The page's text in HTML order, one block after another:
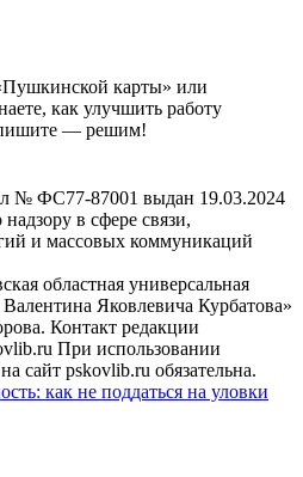
карты» или
как улучшить работу
— решим!
№ ФС77-87001 выдан 19.03.2024
в сфере связи,
и массовых коммуникаций
областная универсальная
Яковлевича Курбатова»
Контакт редакции
При использовании
сайт pskovlib.ru обязательна.
как не поддаться на уловки